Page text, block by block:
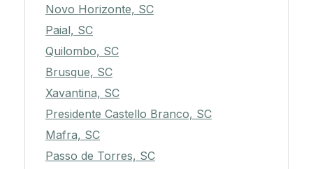
Novo Horizonte, SC
Paial, SC
Quilombo, SC
Brusque, SC
Xavantina, SC
Presidente Castello Branco, SC
Mafra, SC
Passo de Torres, SC